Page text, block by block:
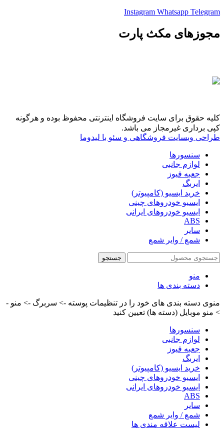
Instagram Whatsapp Telegram
مجوزهای مکث پارت
کلیه حقوق برای سایت فروشگاه اینترنتی محفوظ بوده و هرگونه
کپی برداری غیرمجاز می باشد.
طراحی وبسایت فروشگاهی و سئو با لیدوما
سنسورها
لوازم جانبی
جعبه فیوز
ایربگ
خرید ایسیو (کامپیوتر)
ایسیو خودروهای چینی
ایسیو خودروهای ایرانی
ABS
سایر
شمع / وایر شمع
جستجو
منو
دسته بندی ها
منوی دسته بندی های خود را در تنظیمات پوسته -> سربرگ -> منو -
> منو موبایل (دسته ها) تعیین کنید
سنسورها
لوازم جانبی
جعبه فیوز
ایربگ
خرید ایسیو (کامپیوتر)
ایسیو خودروهای چینی
ایسیو خودروهای ایرانی
ABS
سایر
شمع / وایر شمع
لیست علاقه مندی ها